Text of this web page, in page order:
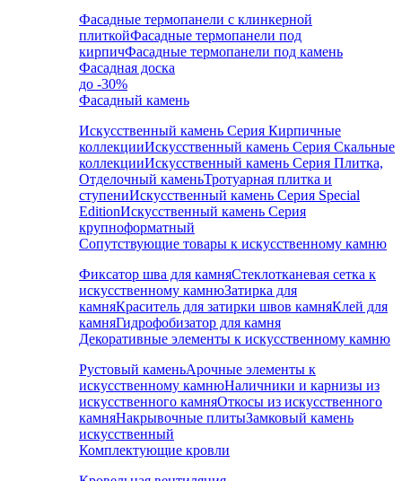
Фасадные термопанели с клинкерной
плиткойФасадные термопанели под
кирпичФасадные термопанели под камень
Фасадная доска
до -30%
Фасадный камень
Искусственный камень Серия Кирпичные
коллекцииИскусственный камень Серия Скальные
коллекцииИскусственный камень Серия Плитка,
Отделочный каменьТротуарная плитка и
ступениИскусственный камень Серия Special
EditionИскусственный камень Серия
крупноформатный
Сопутствующие товары к искусственному камню
Фиксатор шва для камняСтеклотканевая сетка к
искусственному камнюЗатирка для
камняКраситель для затирки швов камняКлей для
камняГидрофобизатор для камня
Декоративные элементы к искусственному камню
Рустовый каменьАрочные элементы к
искусственному камнюНаличники и карнизы из
искусственного камняОткосы из искусственного
камняНакрывочные плитыЗамковый камень
искусственный
Комплектующие кровли